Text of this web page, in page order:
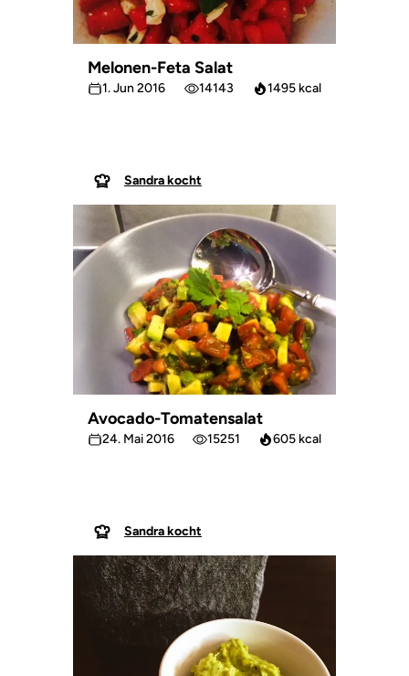
Melonen-Feta Salat
1. Jun 2016 14143 1495 kcal
Sandra kocht
Avocado-Tomatensalat
24. Mai 2016 15251 605 kcal
Sandra kocht